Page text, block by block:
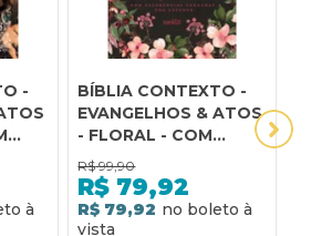
-
BÍBLIA CONTEXTO -
EVANGELHOS & ATOS
- FLORAL - COM
REFERÊNCIAS
CRUZADAS POR
EXTENSO
R$ 99,90
R$ 79,92
R$ 79,92